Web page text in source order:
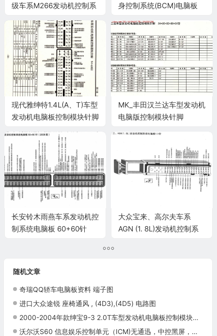
级车系M266发动机控制系
身控制系统(BCM)电脑板
现代雅绅特1.4L(A、T)车型
发动机电脑板控制模块针脚
MK_丰田汉兰达车型发动机
电脑版控制模块针脚
长安铃木雨燕车系发动机控
制系统电脑板 60+60针
大众宝来、高尔夫车系
AGN (1. 8L)发动机控制系
随机文章
奇瑞QQ轿车电脑板资料 端子图
进口大众途锐 座椅通风 , (4D3),(4D5) 电路图
2000-2004年款绅宝9-3 2.0T车型发动机电脑板控制模块针脚70针 端子图
沃尔沃S60 信息娱乐控制单元（ICM)无通迅，中控黑屏，检修过程。